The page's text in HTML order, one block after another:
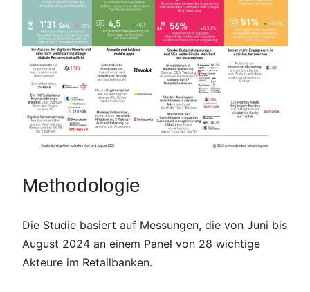
Methodologie
Die Studie basiert auf Messungen, die von Juni bis
August 2024 an einem Panel von 28 wichtige
Akteure im Retailbanken.